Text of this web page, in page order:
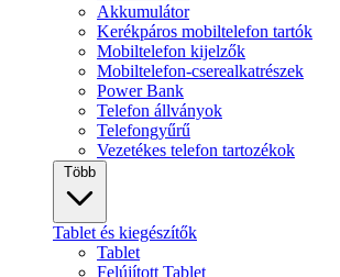
Akkumulátor
Kerékpáros mobiltelefon tartók
Mobiltelefon kijelzők
Mobiltelefon-cserealkatrészek
Power Bank
Telefon állványok
Telefongyűrű
Vezetékes telefon tartozékok
Tablet és kiegészítők
Tablet
Felújított Tablet